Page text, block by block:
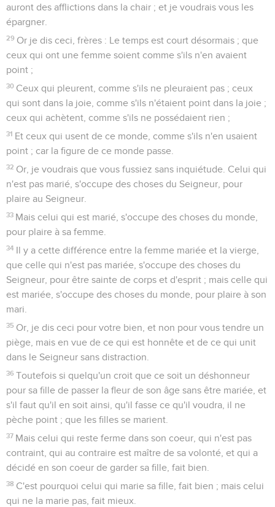
auront des afflictions dans la chair ; et je voudrais vous les
épargner.
29 Or je dis ceci, frères : Le temps est court désormais ; que
ceux qui ont une femme soient comme s'ils n'en avaient
point ;
30 Ceux qui pleurent, comme s'ils ne pleuraient pas ; ceux
qui sont dans la joie, comme s'ils n'étaient point dans la joie ;
ceux qui achètent, comme s'ils ne possédaient rien ;
31 Et ceux qui usent de ce monde, comme s'ils n'en usaient
point ; car la figure de ce monde passe.
32 Or, je voudrais que vous fussiez sans inquiétude. Celui qui
n'est pas marié, s'occupe des choses du Seigneur, pour
plaire au Seigneur.
33 Mais celui qui est marié, s'occupe des choses du monde,
pour plaire à sa femme.
34 Il y a cette différence entre la femme mariée et la vierge,
que celle qui n'est pas mariée, s'occupe des choses du
Seigneur, pour être sainte de corps et d'esprit ; mais celle qui
est mariée, s'occupe des choses du monde, pour plaire à son
mari.
35 Or, je dis ceci pour votre bien, et non pour vous tendre un
piège, mais en vue de ce qui est honnête et de ce qui unit
dans le Seigneur sans distraction.
36 Toutefois si quelqu'un croit que ce soit un déshonneur
pour sa fille de passer la fleur de son âge sans être mariée, et
s'il faut qu'il en soit ainsi, qu'il fasse ce qu'il voudra, il ne
pèche point ; que les filles se marient.
37 Mais celui qui reste ferme dans son coeur, qui n'est pas
contraint, qui au contraire est maître de sa volonté, et qui a
décidé en son coeur de garder sa fille, fait bien.
38 C'est pourquoi celui qui marie sa fille, fait bien ; mais celui
qui ne la marie pas, fait mieux.